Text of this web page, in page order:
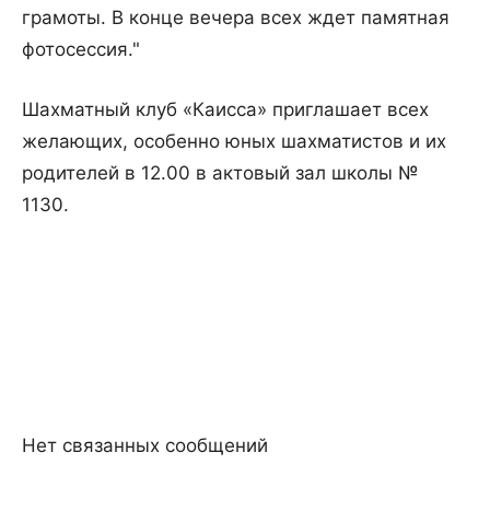
грамоты. В конце вечера всех ждет памятная
фотосессия."
Шахматный клуб «Каисса» приглашает всех
желающих, особенно юных шахматистов и их
родителей в 12.00 в актовый зал школы №
1130.
Нет связанных сообщений